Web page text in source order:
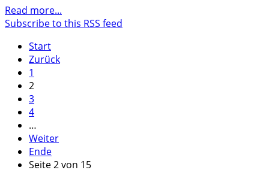
Read more...
Subscribe to this RSS feed
Start
Zurück
1
2
3
4
…
Weiter
Ende
Seite 2 von 15